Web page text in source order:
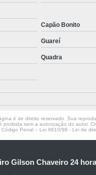
Capão Bonito
Guareí
Quadra
é de direito reservado. Sua
proibida sem a autorização do autor.
Penal – Lei 9610/98 - Lei de
Gilson Chaveiro 24